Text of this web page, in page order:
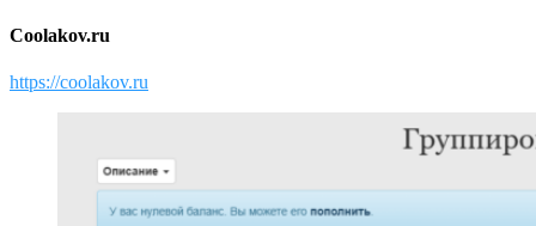
Coolakov.ru
https://coolakov.ru